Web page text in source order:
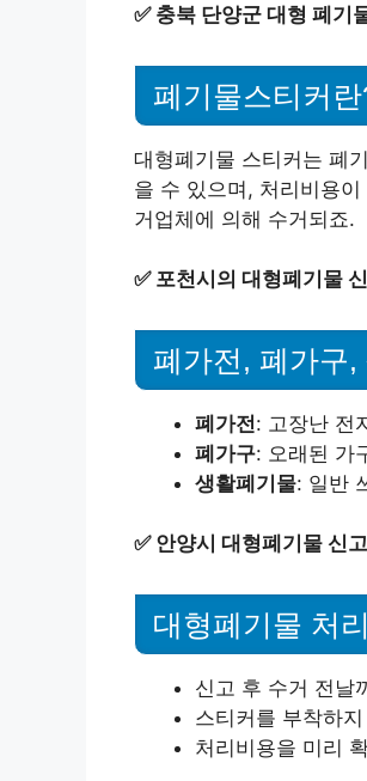
✅ 충북 단양군 대형 폐기
폐기물스티커
대형폐기물 스티커는 폐
을 수 있으며, 처리비용
거업체에 의해 수거되죠.
✅ 포천시의 대형폐기물
폐가전, 폐가구
폐가전: 고장난 전
폐가구: 오래된 가
생활폐기물: 일반
✅ 안양시 대형폐기물 신
대형폐기물 처
신고 후 수거 전날
스티커를 부착하
처리비용을 미리